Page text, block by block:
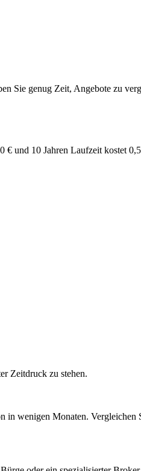
Sie genug Zeit, Angebote zu
und 10 Jahren Laufzeit kostet
Zeitdruck zu stehen.
in wenigen Monaten. Vergleichen